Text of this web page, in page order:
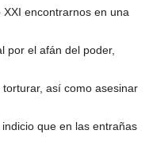
encontrarnos en una
por el afán del poder,
así como asesinar
que en las entrañas